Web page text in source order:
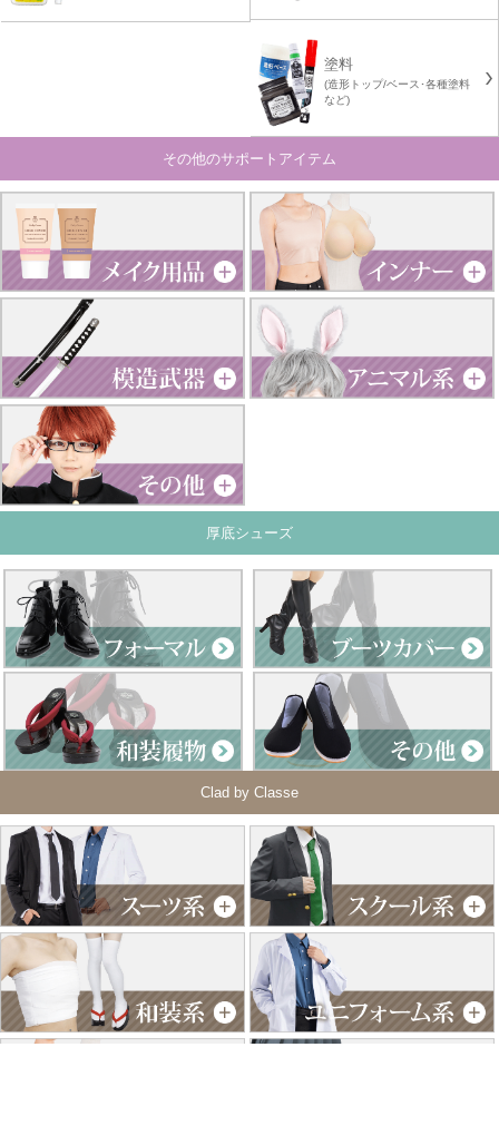
塗料
(造形トップ/ベース･各種塗料
など)
その他のサポートアイテム
厚底シューズ
Clad by Classe